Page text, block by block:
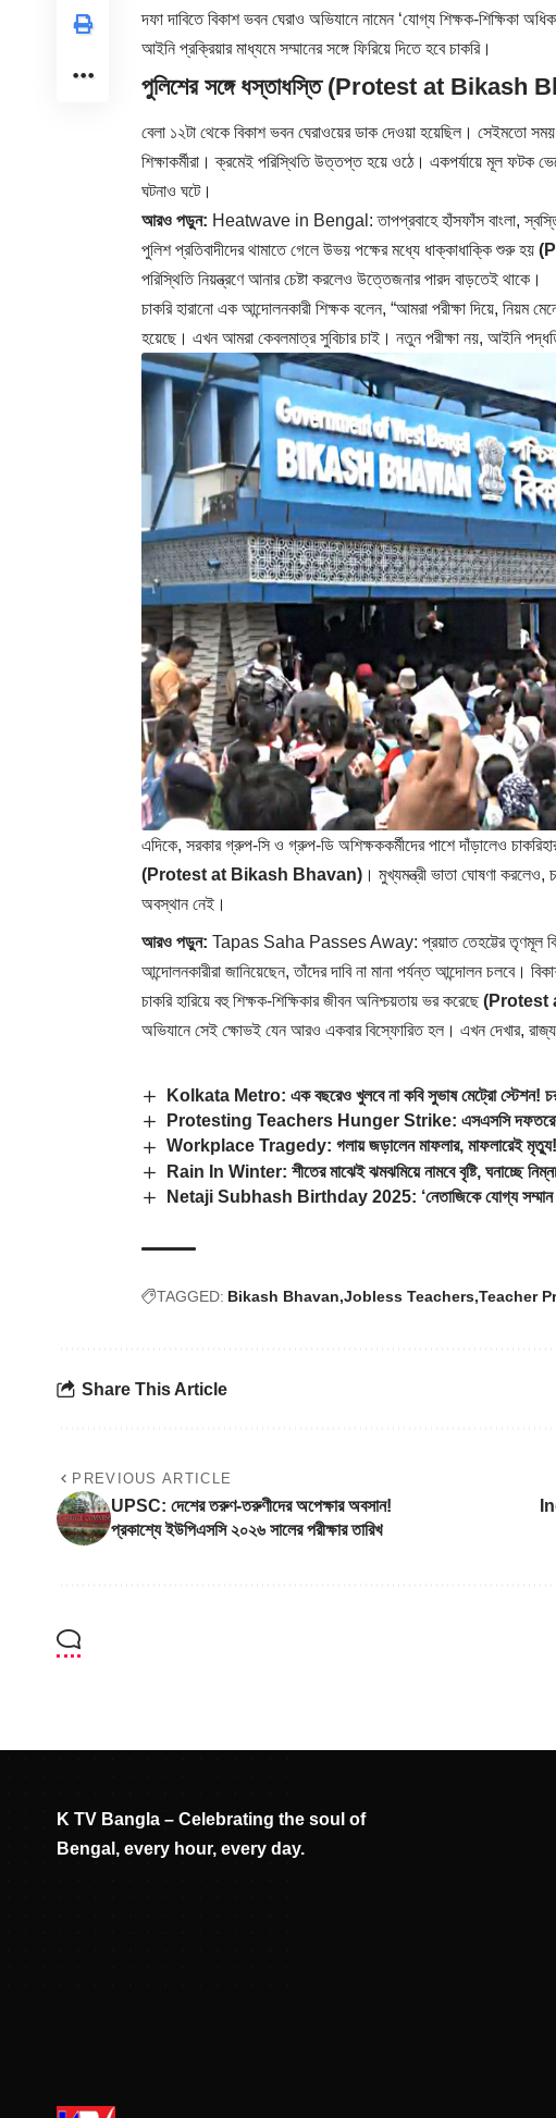
দফা দাবিতে বিকাশ ভবন ঘেরাও অভিযানে নামেন ‘যোগ্য শিক্ষক-শিক্ষিকা
আইনি প্রক্রিয়ার মাধ্যমে সম্মানের সঙ্গে ফিরিয়ে দিতে হবে চাকরি।
পুলিশের সঙ্গে ধস্তাধস্তি (Protest at Bikash
বেলা ১২টা থেকে বিকাশ ভবন ঘেরাওয়ের ডাক দেওয়া হয়েছিল। সেইমতো
শিক্ষাকর্মীরা। ক্রমেই পরিস্থিতি উত্তপ্ত হয়ে ওঠে। একপর্যায়ে মূল ফটক
ঘটনাও ঘটে।
আরও পড়ুন: Heatwave in Bengal: তাপপ্রবাহে হাঁসফাঁস বাংলা,
পুলিশ প্রতিবাদীদের থামাতে গেলে উভয় পক্ষের মধ্যে ধাক্কাধাক্কি শুরু হয়
পরিস্থিতি নিয়ন্ত্রণে আনার চেষ্টা করলেও উত্তেজনার পারদ বাড়তেই থাকে।
চাকরি হারানো এক আন্দোলনকারী শিক্ষক বলেন, “আমরা পরীক্ষা দিয়ে, নিয়ম
হয়েছে। এখন আমরা কেবলমাত্র সুবিচার চাই। নতুন পরীক্ষা নয়, আইনি
এদিকে, সরকার গ্রুপ-সি ও গ্রুপ-ডি অশিক্ষককর্মীদের পাশে দাঁড়ালেও
(Protest at Bikash Bhavan) । মুখ্যমন্ত্রী ভাতা ঘোষণা
অবস্থান নেই।
আরও পড়ুন: Tapas Saha Passes Away: প্রয়াত তেহট্টের তৃণমূল
আন্দোলনকারীরা জানিয়েছেন, তাঁদের দাবি না মানা পর্যন্ত আন্দোলন চলবে।
চাকরি হারিয়ে বহু শিক্ষক-শিক্ষিকার জীবন অনিশ্চয়তায় ভর করেছে(Protest
অভিযানে সেই ক্ষোভই যেন আরও একবার বিস্ফোরিত হল। এখন দেখার,
Kolkata Metro: এক বছরেও খুলবে না কবি সুভাষ মেট্রো স্টেশন! চরম
Protesting Teachers Hunger Strike: এসএসসি দফতরের
Workplace Tragedy: গলায় জড়ালেন মাফলার, মাফলারেই মৃত্যু!
Rain In Winter: শীতের মাঝেই ঝমঝমিয়ে নামবে বৃষ্টি, ঘনাচ্ছে
Netaji Subhash Birthday 2025: ‘নেতাজিকে যোগ্য সম্মান
TAGGED: Bikash Bhavan Jobless Teachers Teacher
Share This Article
PREVIOUS ARTICLE
UPSC: দেশের তরুণ-তরুণীদের অপেক্ষার অবসান!
প্রকাশ্যে ইউপিএসসি ২০২৬ সালের পরীক্ষার তারিখ
K TV Bangla – Celebrating the soul of
Bengal, every hour, every day.